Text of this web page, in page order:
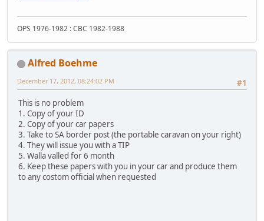
OPS 1976-1982 : CBC 1982-1988
Alfred Boehme
#1
December 17, 2012, 08:24:02 PM
This is no problem
1. Copy of your ID
2. Copy of your car papers
3. Take to SA border post (the portable caravan on your right)
4. They will issue you with a TIP
5. Walla valled for 6 month
6. Keep these papers with you in your car and produce them
to any costom official when requested